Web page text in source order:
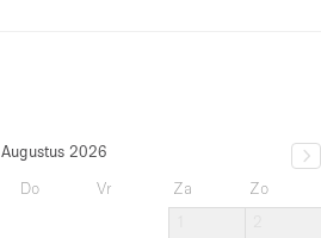
Augustus 2026
Do Vr Za
Zo